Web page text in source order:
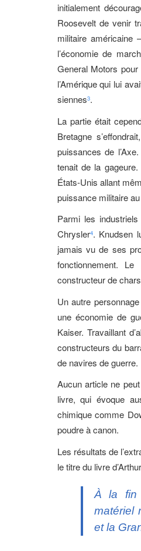
initialement
Roosevelt de venir
militaire américaine
l’économie de
General Motors
l’Amérique qui lui
siennes3.
La partie était
Bretagne
puissances de
tenait de la
États-Unis allant
puissance militaire
Parmi les
Chrysler4. Knudsen
jamais vu de ses
fonctionnement.
constructeur de
Un autre
une économie de
Kaiser. Travaillant
constructeurs du
de navires de guerre.
Aucun article ne
livre, qui évoque
chimique comme
poudre à canon.
Les résultats de
le titre du livre
À la fin
matériel
et la